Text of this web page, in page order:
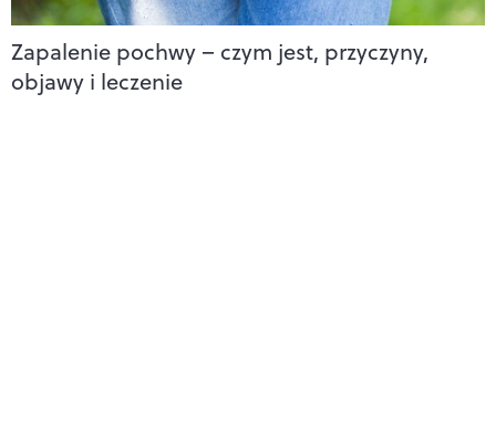
Zapalenie pochwy – czym jest, przyczyny,
objawy i leczenie